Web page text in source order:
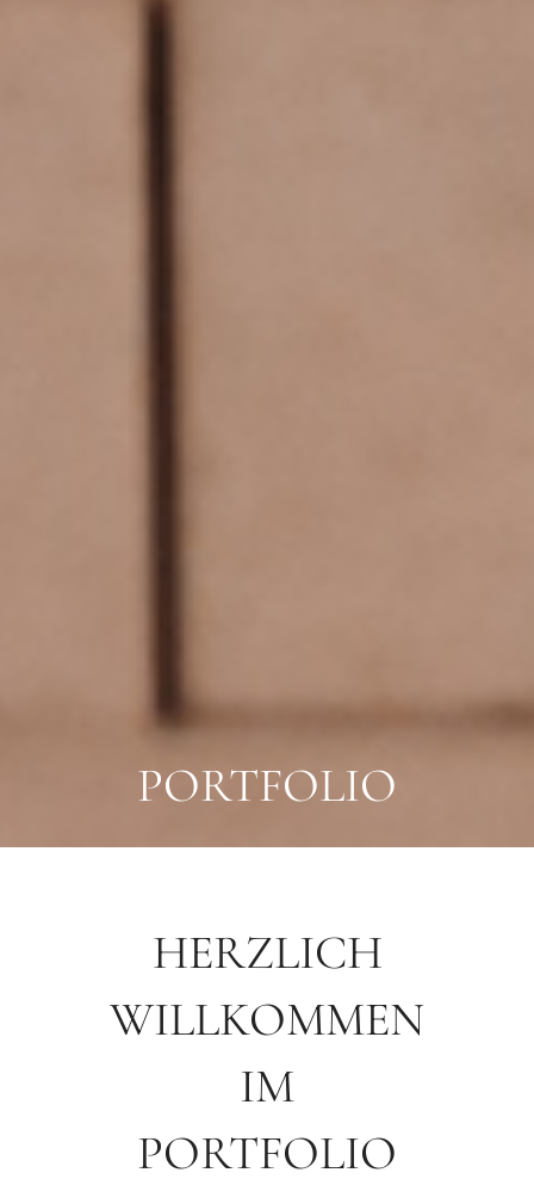
PORTFOLIO
HERZLICH
WILLKOMMEN
IM
PORTFOLIO